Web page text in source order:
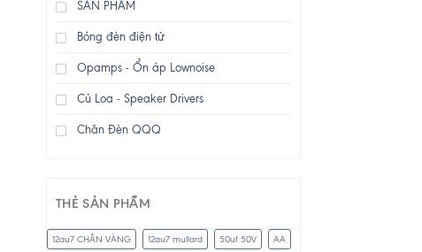
SẢN PHẨM
Bóng đèn điện tử
Opamps - Ổn áp Lownoise
Củ Loa - Speaker Drivers
Chân Đèn QQQ
THẺ SẢN PHẨM
12au7 CHÂN VÀNG 12au7 mullard 50uf 50V AA